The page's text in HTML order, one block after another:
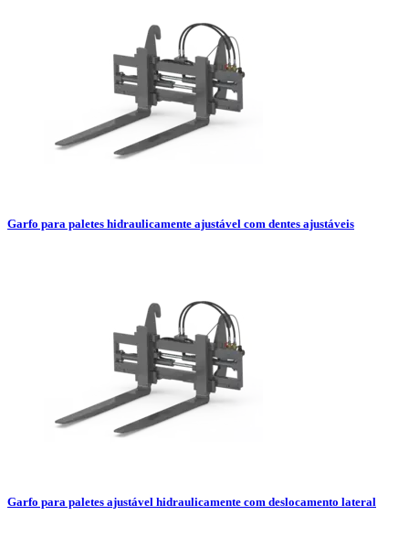
Garfo para paletes hidraulicamente ajustável com dentes ajustáveis
Garfo para paletes ajustável hidraulicamente com deslocamento lateral